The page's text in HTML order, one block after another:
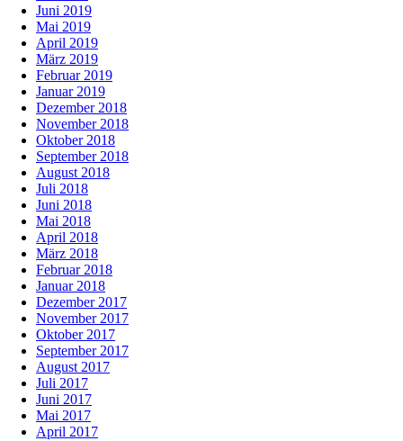
Juni 2019
Mai 2019
April 2019
März 2019
Februar 2019
Januar 2019
Dezember 2018
November 2018
Oktober 2018
September 2018
August 2018
Juli 2018
Juni 2018
Mai 2018
April 2018
März 2018
Februar 2018
Januar 2018
Dezember 2017
November 2017
Oktober 2017
September 2017
August 2017
Juli 2017
Juni 2017
Mai 2017
April 2017